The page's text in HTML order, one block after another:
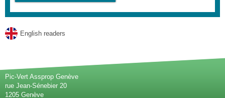
English readers
Pic-Vert Assprop Genève
rue Jean-Sénebier 20
1205 Genève